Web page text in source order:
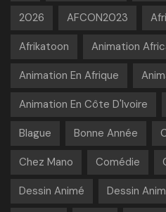
2026 AFCON2023
Afrikatoon Animation
Animation En Afrique
Animation En Côte D'Ivoire
Blague Bonne Année
Chez Mano Comédie
Dessin Animé Dessin